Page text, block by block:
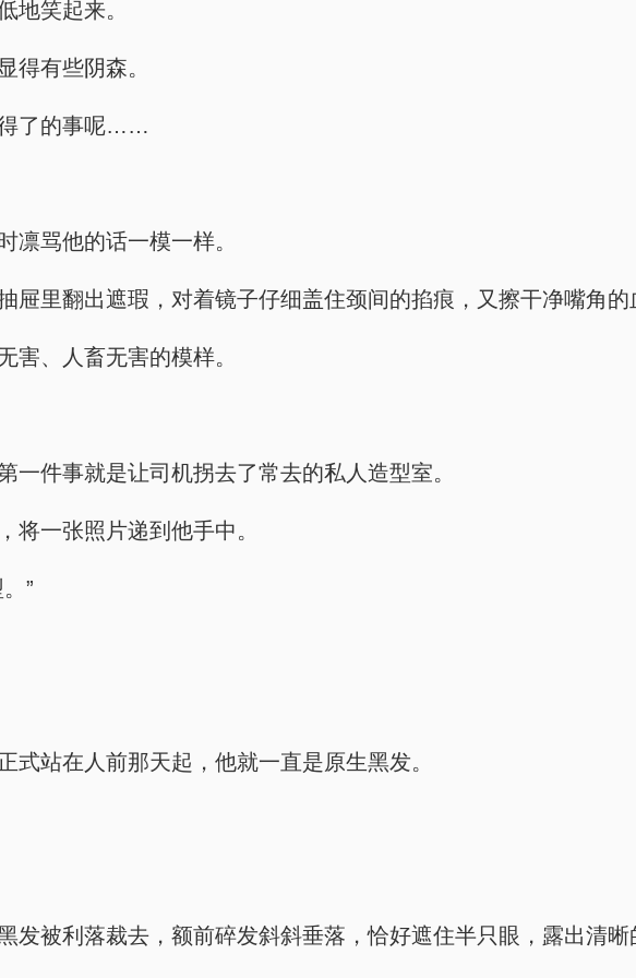
地笑起来。
得有些阴森。
了的事呢……
凛骂他的话一模一样。
屉里翻出遮瑕，对着镜子仔细盖住颈间的掐痕，又擦干净嘴角的
害、人畜无害的模样。
一件事就是让司机拐去了常去的私人造型室。
将一张照片递到他手中。
”
式站在人前那天起，他就一直是原生黑发。
发被利落裁去，额前碎发斜斜垂落，恰好遮住半只眼，露出清